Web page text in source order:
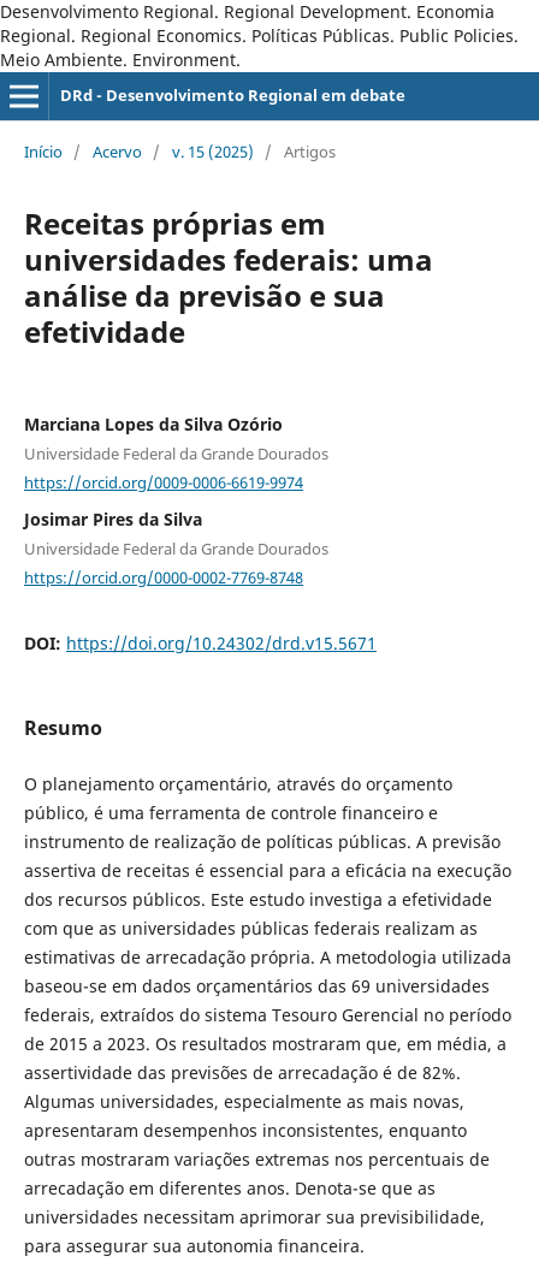
Desenvolvimento Regional. Regional Development. Economia
Regional. Regional Economics. Políticas Públicas. Public Policies.
Meio Ambiente. Environment.
DRd - Desenvolvimento Regional em debate
Início / Acervo / v. 15 (2025) / Artigos
Receitas próprias em
universidades federais: uma
análise da previsão e sua
efetividade
Marciana Lopes da Silva Ozório
Universidade Federal da Grande Dourados
https://orcid.org/0009-0006-6619-9974
Josimar Pires da Silva
Universidade Federal da Grande Dourados
https://orcid.org/0000-0002-7769-8748
DOI: https://doi.org/10.24302/drd.v15.5671
Resumo
O planejamento orçamentário, através do orçamento
público, é uma ferramenta de controle financeiro e
instrumento de realização de políticas públicas. A previsão
assertiva de receitas é essencial para a eficácia na execução
dos recursos públicos. Este estudo investiga a efetividade
com que as universidades públicas federais realizam as
estimativas de arrecadação própria. A metodologia utilizada
baseou-se em dados orçamentários das 69 universidades
federais, extraídos do sistema Tesouro Gerencial no período
de 2015 a 2023. Os resultados mostraram que, em média, a
assertividade das previsões de arrecadação é de 82%.
Algumas universidades, especialmente as mais novas,
apresentaram desempenhos inconsistentes, enquanto
outras mostraram variações extremas nos percentuais de
arrecadação em diferentes anos. Denota-se que as
universidades necessitam aprimorar sua previsibilidade,
para assegurar sua autonomia financeira.